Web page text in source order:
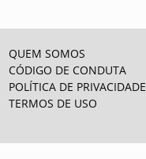
QUEM SOMOS
CÓDIGO DE CONDUTA
POLÍTICA DE PRIVACIDADE
TERMOS DE USO